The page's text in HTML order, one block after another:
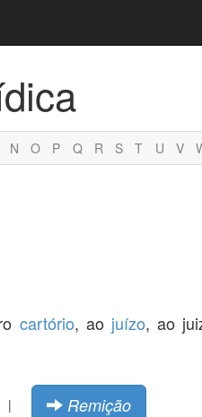
N O P Q R S T U V
cartório, ao juízo, ao
| Remição